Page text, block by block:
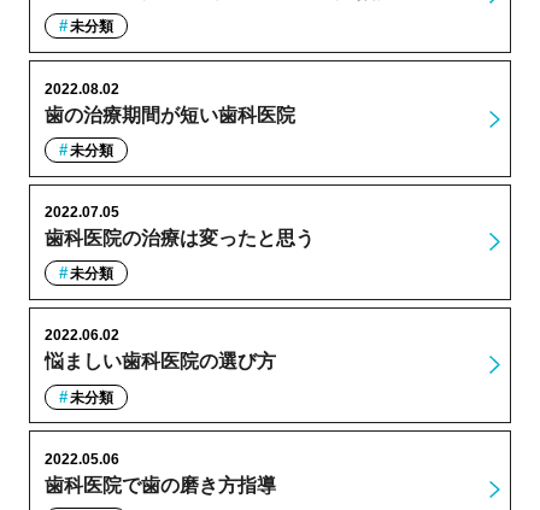
未分類
歯の治療期間が短い歯科医院
2022.08.02
未分類
歯科医院の治療は変ったと思う
2022.07.05
未分類
悩ましい歯科医院の選び方
2022.06.02
未分類
歯科医院で歯の磨き方指導
2022.05.06